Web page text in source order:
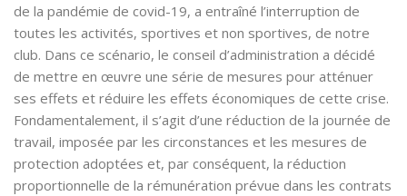
de la pandémie de covid-19, a entraîné l’interruption de
toutes les activités, sportives et non sportives, de notre
club. Dans ce scénario, le conseil d’administration a décidé
de mettre en œuvre une série de mesures pour atténuer
ses effets et réduire les effets économiques de cette crise.
Fondamentalement, il s’agit d’une réduction de la journée de
travail, imposée par les circonstances et les mesures de
protection adoptées et, par conséquent, la réduction
proportionnelle de la rémunération prévue dans les contrats